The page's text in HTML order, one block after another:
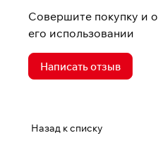
Совершите покупку и
его использовании
Написать отзыв
Назад к списку